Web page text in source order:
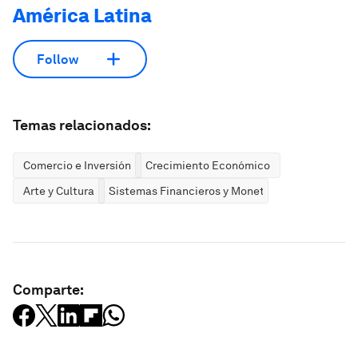
América Latina
Follow
Temas relacionados:
Comercio e Inversión
Crecimiento Económico
Arte y Cultura
Sistemas Financieros y Monetarios
Comparte: